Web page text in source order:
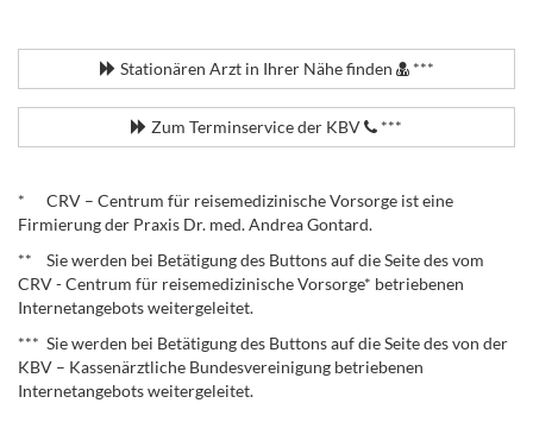
Stationären Arzt in Ihrer Nähe finden ***
Zum Terminservice der KBV ***
* CRV – Centrum für reisemedizinische Vorsorge ist eine
Firmierung der Praxis Dr. med. Andrea Gontard.
** Sie werden bei Betätigung des Buttons auf die Seite des vom
CRV - Centrum für reisemedizinische Vorsorge* betriebenen
Internetangebots weitergeleitet.
*** Sie werden bei Betätigung des Buttons auf die Seite des von der
KBV – Kassenärztliche Bundesvereinigung betriebenen
Internetangebots weitergeleitet.